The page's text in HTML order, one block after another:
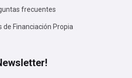
frecuentes
de Financiación Propia